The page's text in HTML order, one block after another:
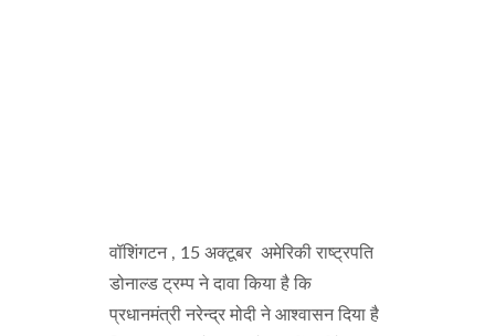
वॉशिंगटन , 15 अक्टूबर अमेरिकी राष्ट्रपति
डोनाल्ड ट्रम्प ने दावा किया है कि
प्रधानमंत्री नरेन्द्र मोदी ने आश्वासन दिया है